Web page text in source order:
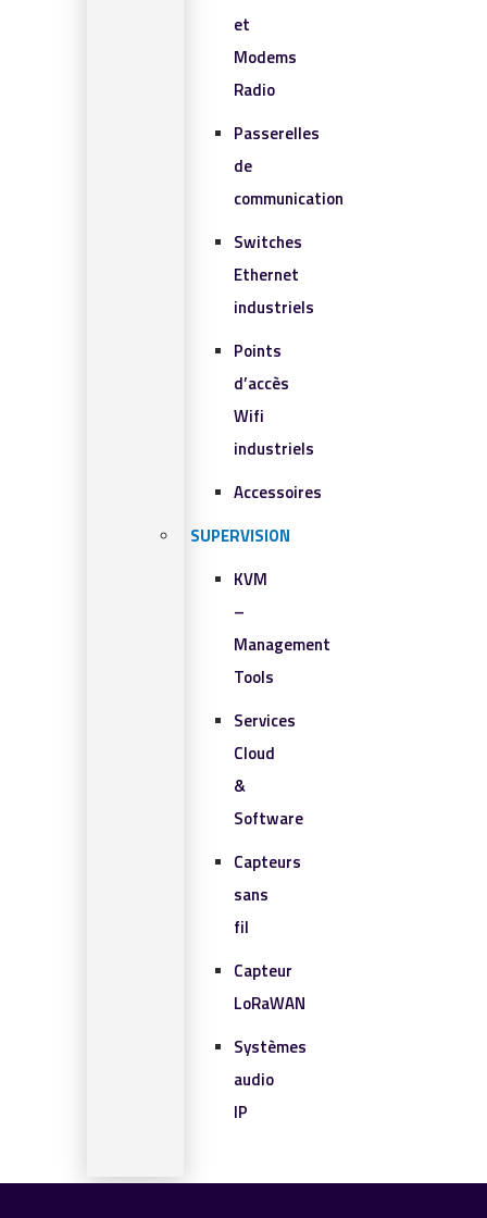
et
Modems
Radio
Passerelles
de
communication
Switches
Ethernet
industriels
Points
d’accès
Wifi
industriels
Accessoires
SUPERVISION
KVM
–
Management
Tools
Services
Cloud
&
Software
Capteurs
sans
fil
Capteur
LoRaWAN
Systèmes
audio
IP